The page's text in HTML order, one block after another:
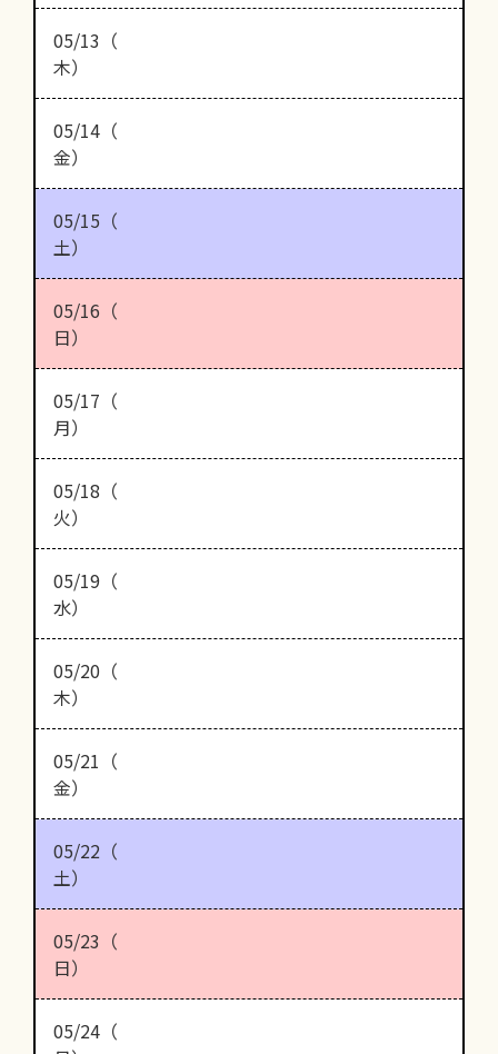
05/13（
木）
05/14（
金）
05/15（
土）
05/16（
日）
05/17（
月）
05/18（
火）
05/19（
水）
05/20（
木）
05/21（
金）
05/22（
土）
05/23（
日）
05/24（